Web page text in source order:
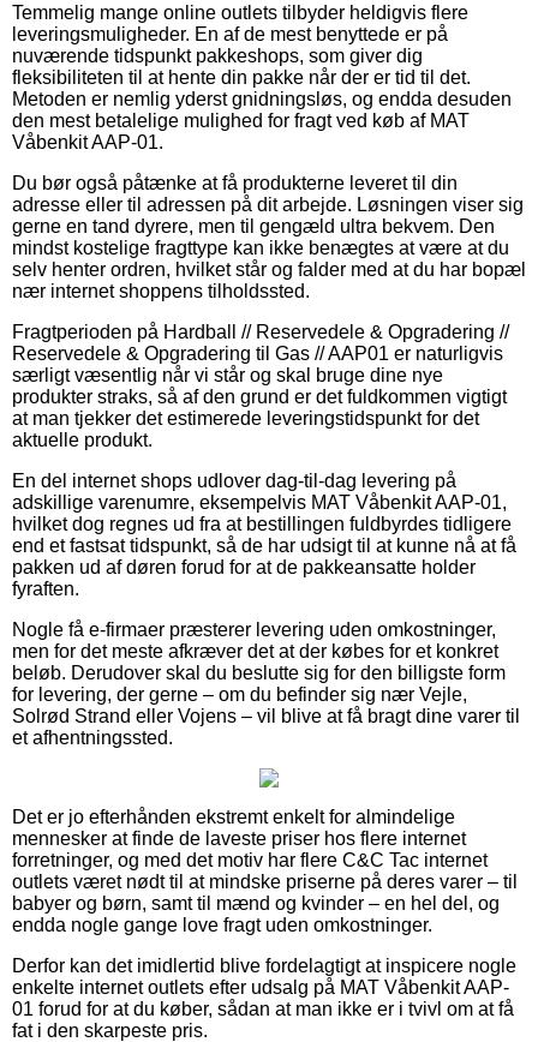
Temmelig mange online outlets tilbyder heldigvis flere
leveringsmuligheder. En af de mest benyttede er på
nuværende tidspunkt pakkeshops, som giver dig
fleksibiliteten til at hente din pakke når der er tid til det.
Metoden er nemlig yderst gnidningsløs, og endda desuden
den mest betalelige mulighed for fragt ved køb af MAT
Våbenkit AAP-01.
Du bør også påtænke at få produkterne leveret til din
adresse eller til adressen på dit arbejde. Løsningen viser sig
gerne en tand dyrere, men til gengæld ultra bekvem. Den
mindst kostelige fragttype kan ikke benægtes at være at du
selv henter ordren, hvilket står og falder med at du har bopæl
nær internet shoppens tilholdssted.
Fragtperioden på Hardball // Reservedele & Opgradering //
Reservedele & Opgradering til Gas // AAP01 er naturligvis
særligt væsentlig når vi står og skal bruge dine nye
produkter straks, så af den grund er det fuldkommen vigtigt
at man tjekker det estimerede leveringstidspunkt for det
aktuelle produkt.
En del internet shops udlover dag-til-dag levering på
adskillige varenumre, eksempelvis MAT Våbenkit AAP-01,
hvilket dog regnes ud fra at bestillingen fuldbyrdes tidligere
end et fastsat tidspunkt, så de har udsigt til at kunne nå at få
pakken ud af døren forud for at de pakkeansatte holder
fyraften.
Nogle få e-firmaer præsterer levering uden omkostninger,
men for det meste afkræver det at der købes for et konkret
beløb. Derudover skal du beslutte sig for den billigste form
for levering, der gerne – om du befinder sig nær Vejle,
Solrød Strand eller Vojens – vil blive at få bragt dine varer til
et afhentningssted.
Det er jo efterhånden ekstremt enkelt for almindelige
mennesker at finde de laveste priser hos flere internet
forretninger, og med det motiv har flere C&C Tac internet
outlets været nødt til at mindske priserne på deres varer – til
babyer og børn, samt til mænd og kvinder – en hel del, og
endda nogle gange love fragt uden omkostninger.
Derfor kan det imidlertid blive fordelagtigt at inspicere nogle
enkelte internet outlets efter udsalg på MAT Våbenkit AAP-
01 forud for at du køber, sådan at man ikke er i tvivl om at få
fat i den skarpeste pris.